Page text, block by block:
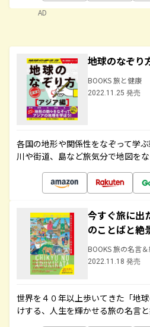
AD
地球のなぞ
BOOKS 旅と健康
2022.11.25 発売
各国の地形や関係性をなぞって学
川や街道、島など旅気分で地図を
今すぐ旅に出
のことばと絶
BOOKS 旅の名言
2022.11.18 発売
世界を４０年以上歩いてきた「地
けする、人生を輝かせる旅の名言